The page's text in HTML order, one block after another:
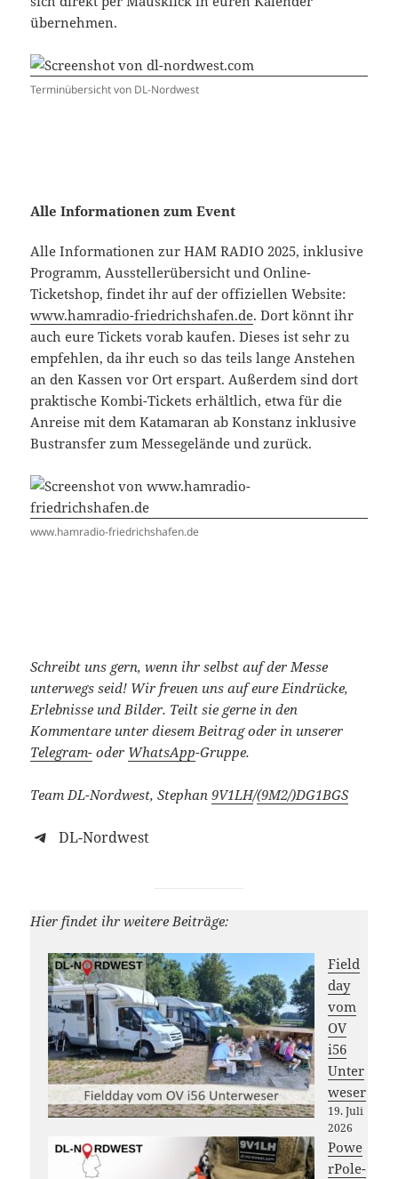
übernehmen.
Terminübersicht von DL-Nordwest
Alle Informationen zum Event
Alle Informationen zur HAM RADIO 2025, inklusive
Programm, Ausstellerübersicht und Online-
Ticketshop, findet ihr auf der offiziellen Website:
www.hamradio-friedrichshafen.de. Dort könnt ihr
auch eure Tickets vorab kaufen. Dieses ist sehr zu
empfehlen, da ihr euch so das teils lange Anstehen
an den Kassen vor Ort erspart. Außerdem sind dort
praktische Kombi-Tickets erhältlich, etwa für die
Anreise mit dem Katamaran ab Konstanz inklusive
Bustransfer zum Messegelände und zurück.
www.hamradio-friedrichshafen.de
Schreibt uns gern, wenn ihr selbst auf der Messe
unterwegs seid! Wir freuen uns auf eure Eindrücke,
Erlebnisse und Bilder. Teilt sie gerne in den
Kommentare unter diesem Beitrag oder in unserer
Telegram- oder WhatsApp-Gruppe.
Team DL-Nordwest, Stephan9V1LH/(9M2/)DG1BGS
DL-Nordwest
Hier findet ihr weitere Beiträge:
Field
day
vom
OV
i56
Unter
weser
19. Juli
2026
Powe
rPole-